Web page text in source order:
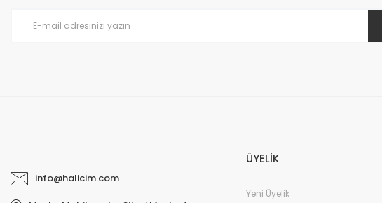
info@halicim.com
ÜYELİK
Yeni Üyelik